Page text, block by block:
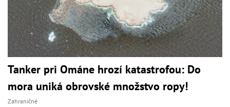
Tanker pri Ománe hrozí katastrofou: Do
mora uniká obrovské množstvo ropy!
Zahraničné